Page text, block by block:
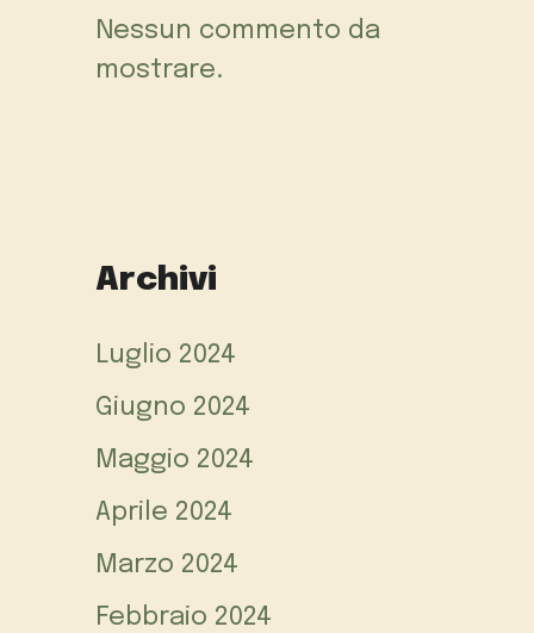
Nessun commento da
mostrare.
Archivi
Luglio 2024
Giugno 2024
Maggio 2024
Aprile 2024
Marzo 2024
Febbraio 2024